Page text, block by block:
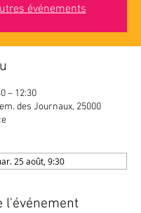
événements
– 12:30
des Journaux, 25000
25 août, 9:30
l'événement